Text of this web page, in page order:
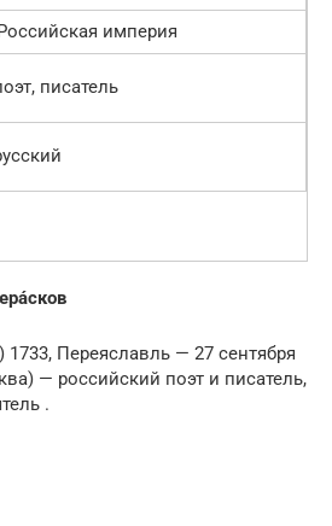
империя
писатель
1733, Переяславль — 27 сентября
— российский поэт и писатель,
.